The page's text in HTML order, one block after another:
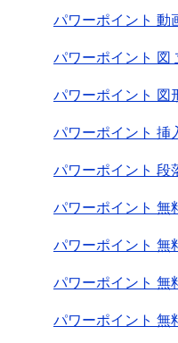
パワーポイント 動
パワーポイント 図
パワーポイント 図
パワーポイント 挿
パワーポイント 段
パワーポイント 無
パワーポイント 無
パワーポイント 無
パワーポイント 無